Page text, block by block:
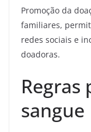
Promoção da
familiares,
redes sociais e
doadoras.
Regras
sangue